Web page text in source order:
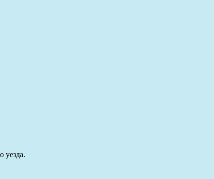
уезда.